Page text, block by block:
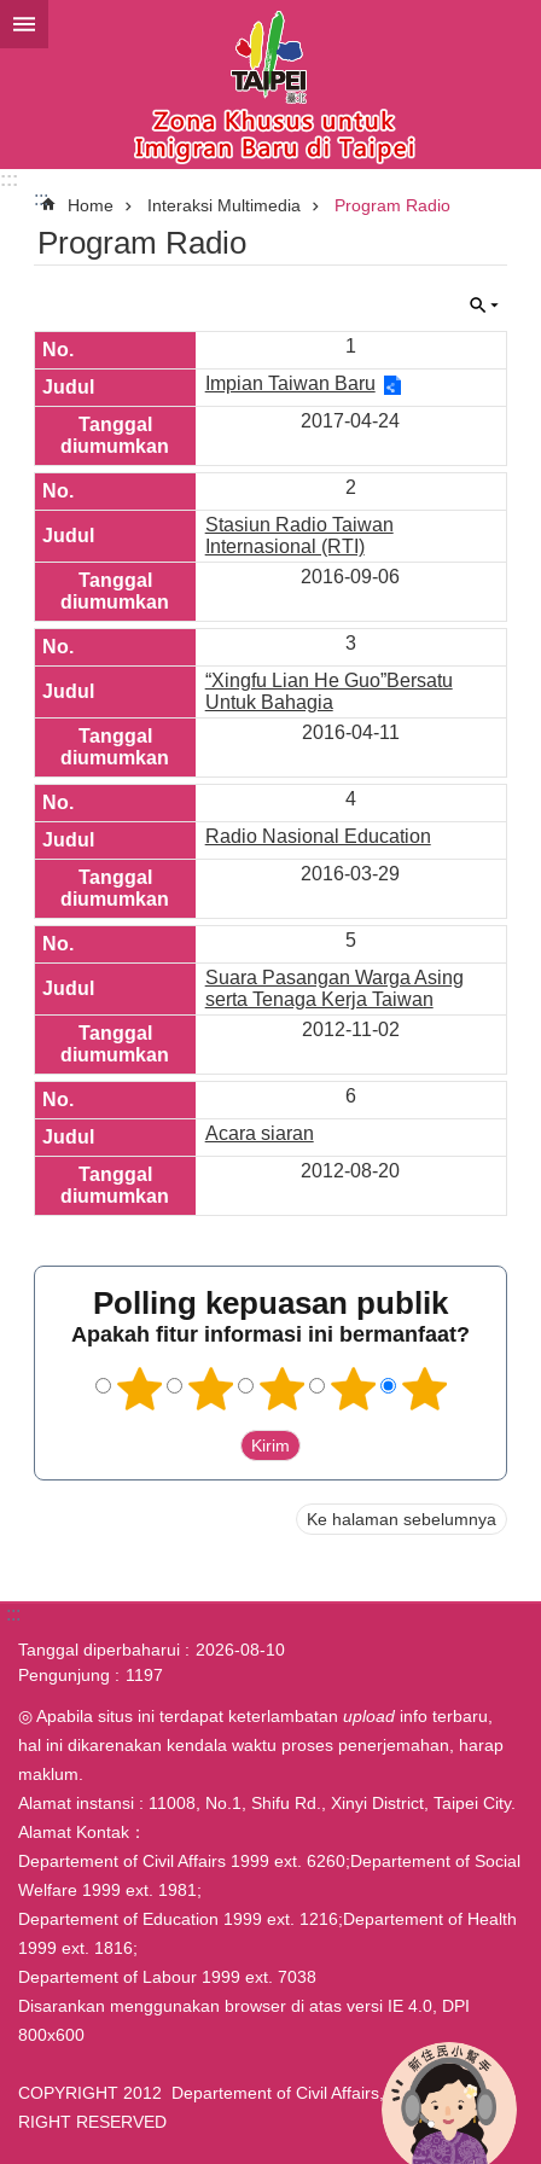
Lompat ke blok konten utama
:::
:::
Home Interaksi Multimedia Program Radio
Program Radio
1
Impian Taiwan Baru
2017-04-24
2
Stasiun Radio Taiwan
Internasional (RTI)
2016-09-06
3
“Xingfu Lian He Guo”Bersatu
Untuk Bahagia
2016-04-11
4
Radio Nasional Education
2016-03-29
5
Suara Pasangan Warga Asing
serta Tenaga Kerja Taiwan
2012-11-02
6
Acara siaran
2012-08-20
Polling kepuasan publik
Apakah fitur informasi ini bermanfaat?
Ke halaman sebelumnya
:::
Tanggal diperbaharui
2026-08-10
Pengunjung
1197
◎ Apabila situs ini terdapat keterlambatan upload info terbaru,
hal ini dikarenakan kendala waktu proses penerjemahan, harap
maklum.
Alamat instansi : 11008, No.1, Shifu Rd., Xinyi District, Taipei City.
Alamat Kontak：
Departement of Civil Affairs 1999 ext. 6260;Departement of Social
Welfare 1999 ext. 1981;
Departement of Education 1999 ext. 1216;Departement of Health
1999 ext. 1816;
Departement of Labour 1999 ext. 7038
Disarankan menggunakan browser di atas versi IE 4.0, DPI
800x600
COPYRIGHT 2012 Departement of Civil Affairs, Taipei ALL
RIGHT RESERVED